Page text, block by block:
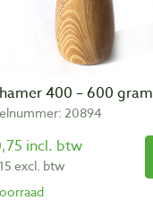
400 – 600 gram
20894
incl. btw
excl. btw